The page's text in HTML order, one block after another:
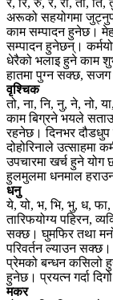
अरूको सहयोगमा
काम सम्पादन हुनेछ।
सम्पादन हुनेछन्।
धेरैको भलाइ हुने काम
हातमा पुग्न सक्छ, सजग
वृश्चिक
तो, ना, नि, नु, ने, नो,
काम बिग्रने भयले
रहनेछ। दिनभर दौडधुप
दोहोरिनाले उत्साहमा
उपचारमा खर्च हुने योग
हुलमुलमा धनमाल
धनु
ये, यो, भ, भि, भु, ध,
तारिफयोग्य पहिरन,
सक्छ। घुमफिर तथा
परिवर्तन ल्याउन सक्छ।
प्रेमको बन्धन कसिलो
हुनेछ। प्रयत्न गर्दा
मकर